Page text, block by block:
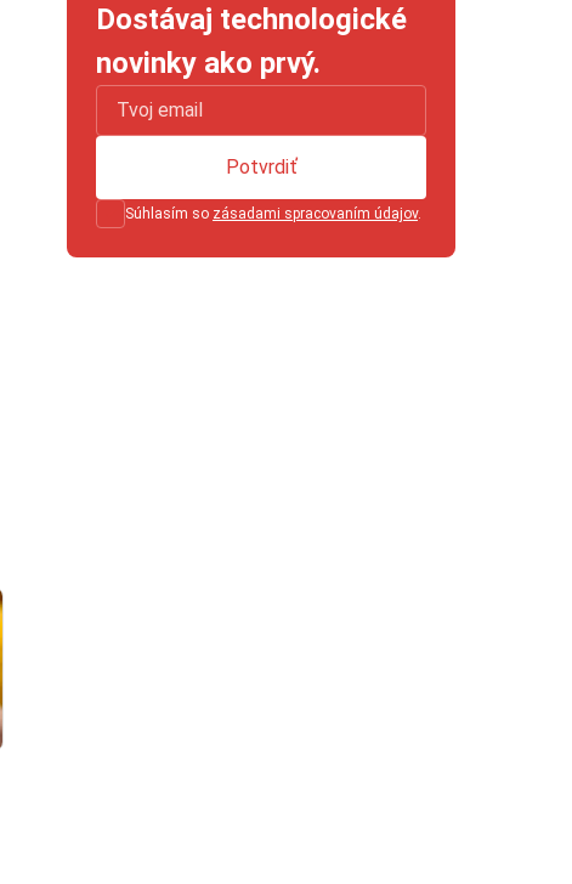
Dostávaj technologické
novinky ako prvý.
Súhlasím so zásadami spracovaním údajov.
Potvrdiť